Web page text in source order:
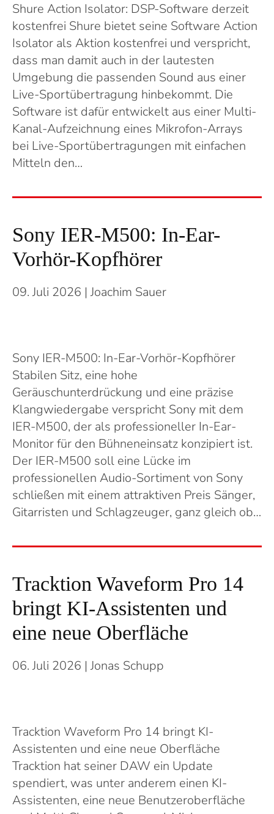
Shure Action Isolator: DSP-Software derzeit
kostenfrei Shure bietet seine Software Action
Isolator als Aktion kostenfrei und verspricht,
dass man damit auch in der lautesten
Umgebung die passenden Sound aus einer
Live-Sportübertragung hinbekommt. Die
Software ist dafür entwickelt aus einer Multi-
Kanal-Aufzeichnung eines Mikrofon-Arrays
bei Live-Sportübertragungen mit einfachen
Mitteln den…
Sony IER-M500: In-Ear-
Vorhör-Kopfhörer
09. Juli 2026 | Joachim Sauer
Sony IER-M500: In-Ear-Vorhör-Kopfhörer
Stabilen Sitz, eine hohe
Geräuschunterdrückung und eine präzise
Klangwiedergabe verspricht Sony mit dem
IER-M500, der als professioneller In-Ear-
Monitor für den Bühneneinsatz konzipiert ist.
Der IER-M500 soll eine Lücke im
professionellen Audio-Sortiment von Sony
schließen mit einem attraktiven Preis Sänger,
Gitarristen und Schlagzeuger, ganz gleich ob…
Tracktion Waveform Pro 14
bringt KI-Assistenten und
eine neue Oberfläche
06. Juli 2026 | Jonas Schupp
Tracktion Waveform Pro 14 bringt KI-
Assistenten und eine neue Oberfläche
Tracktion hat seiner DAW ein Update
spendiert, was unter anderem einen KI-
Assistenten, eine neue Benutzeroberfläche